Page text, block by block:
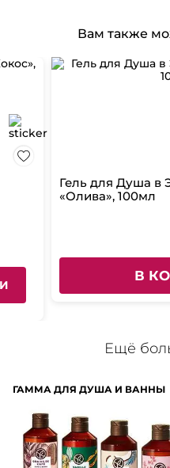
Вам также
Гель для Душа в
«Олива», 100мл
В
Ещё
ГАММА ДЛЯ ДУША И ВАННЫ